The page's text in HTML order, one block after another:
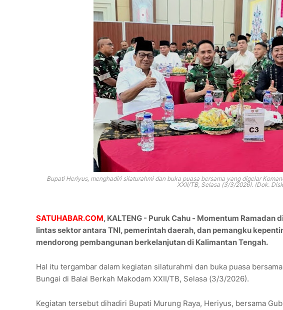
Bupati Heriyus, menghadiri silaturahmi dan buka puasa bersama yang digelar
XXII/TB, Selasa (3/3/2026). (Dok.
SATUHABAR.COM, KALTENG - Puruk Cahu - Momentum
lintas sektor antara TNI, pemerintah daerah, dan pemangku
mendorong pembangunan berkelanjutan di Kalimantan Tengah.
Hal itu tergambar dalam kegiatan silaturahmi dan buka puasa
Bungai di Balai Berkah Makodam XXII/TB, Selasa (3/3/2026).
Kegiatan tersebut dihadiri Bupati Murung Raya, Heriyus, bersama